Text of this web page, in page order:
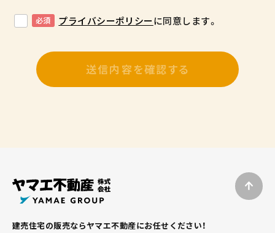
必須 プライバシーポリシーに同意します。
建売住宅の販売ならヤマエ不動産にお任せください！